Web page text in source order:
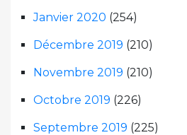
Janvier 2020 (254)
Décembre 2019 (210)
Novembre 2019 (210)
Octobre 2019 (226)
Septembre 2019 (225)